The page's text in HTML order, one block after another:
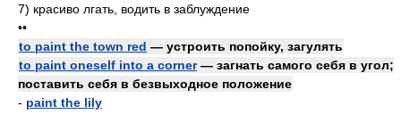
7) красиво лгать, водить в заблуждение
••
to paint the town red — устроить попойку, загулять
to paint oneself into a corner— загнать самого себя в угол;
поставить себя в безвыходное положение
- paint the lily